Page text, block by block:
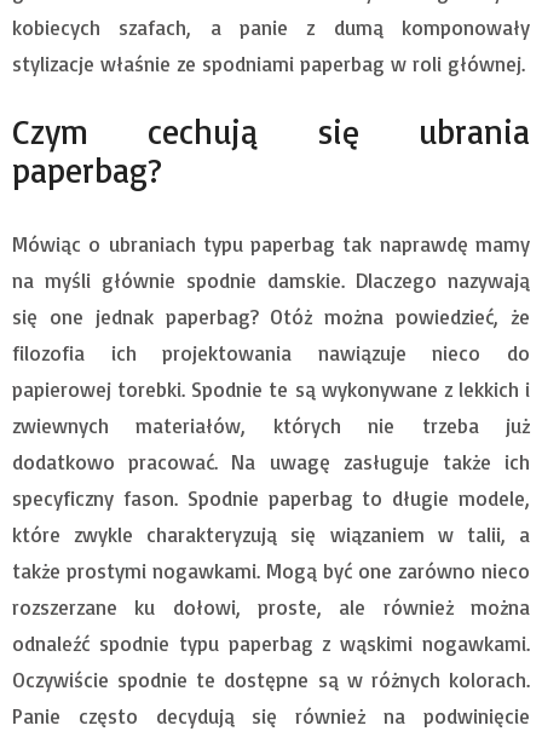
kobiecych szafach, a panie z dumą komponowały
stylizacje właśnie ze spodniami paperbag w roli głównej.
Czym cechują się ubrania
paperbag?
Mówiąc o ubraniach typu paperbag tak naprawdę mamy
na myśli głównie spodnie damskie. Dlaczego nazywają
się one jednak paperbag? Otóż można powiedzieć, że
filozofia ich projektowania nawiązuje nieco do
papierowej torebki. Spodnie te są wykonywane z lekkich i
zwiewnych materiałów, których nie trzeba już
dodatkowo pracować. Na uwagę zasługuje także ich
specyficzny fason. Spodnie paperbag to długie modele,
które zwykle charakteryzują się wiązaniem w talii, a
także prostymi nogawkami. Mogą być one zarówno nieco
rozszerzane ku dołowi, proste, ale również można
odnaleźć spodnie typu paperbag z wąskimi nogawkami.
Oczywiście spodnie te dostępne są w różnych kolorach.
Panie często decydują się również na podwinięcie